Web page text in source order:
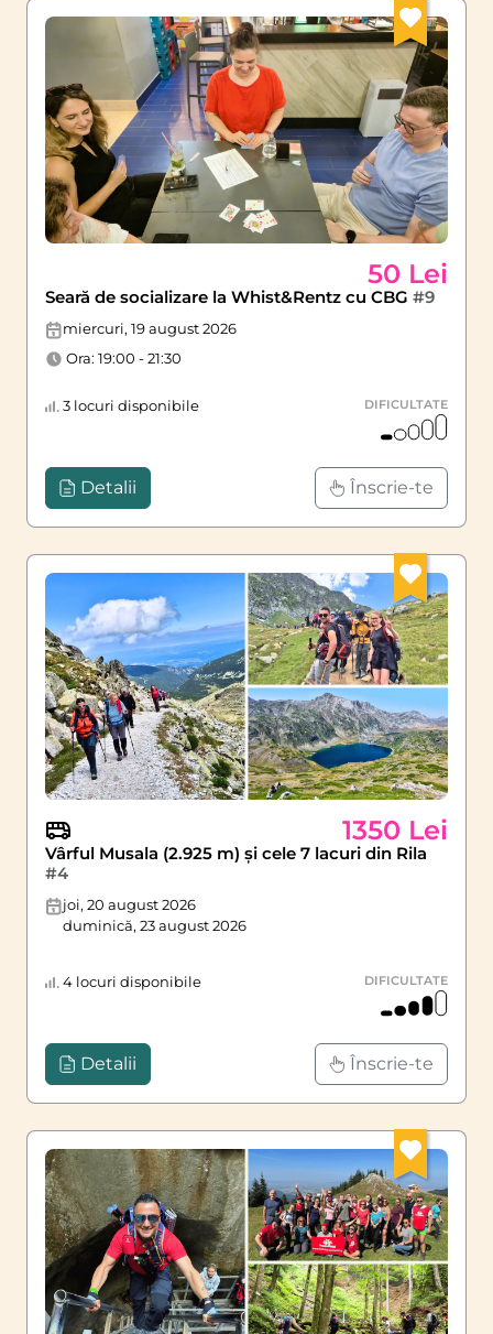
50 Lei
Seară de socializare la Whist&Rentz cu CBG #9
miercuri, 19 august 2026
Ora: 19:00 - 21:30
3 locuri disponibile DIFICULTATE
Detalii Înscrie-te
1350 Lei
Vârful Musala (2.925 m) și cele 7 lacuri din Rila
#4
joi, 20 august 2026
duminică, 23 august 2026
4 locuri disponibile DIFICULTATE
Detalii Înscrie-te